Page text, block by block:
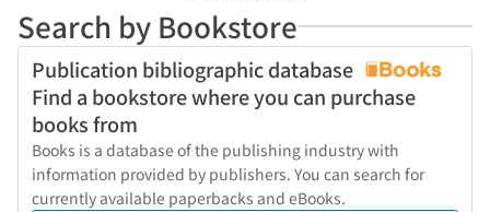
Search by Bookstore
Publication bibliographic database
Find a bookstore where you can purchase
books from
Books is a database of the publishing industry with
information provided by publishers. You can search for
currently available paperbacks and eBooks.